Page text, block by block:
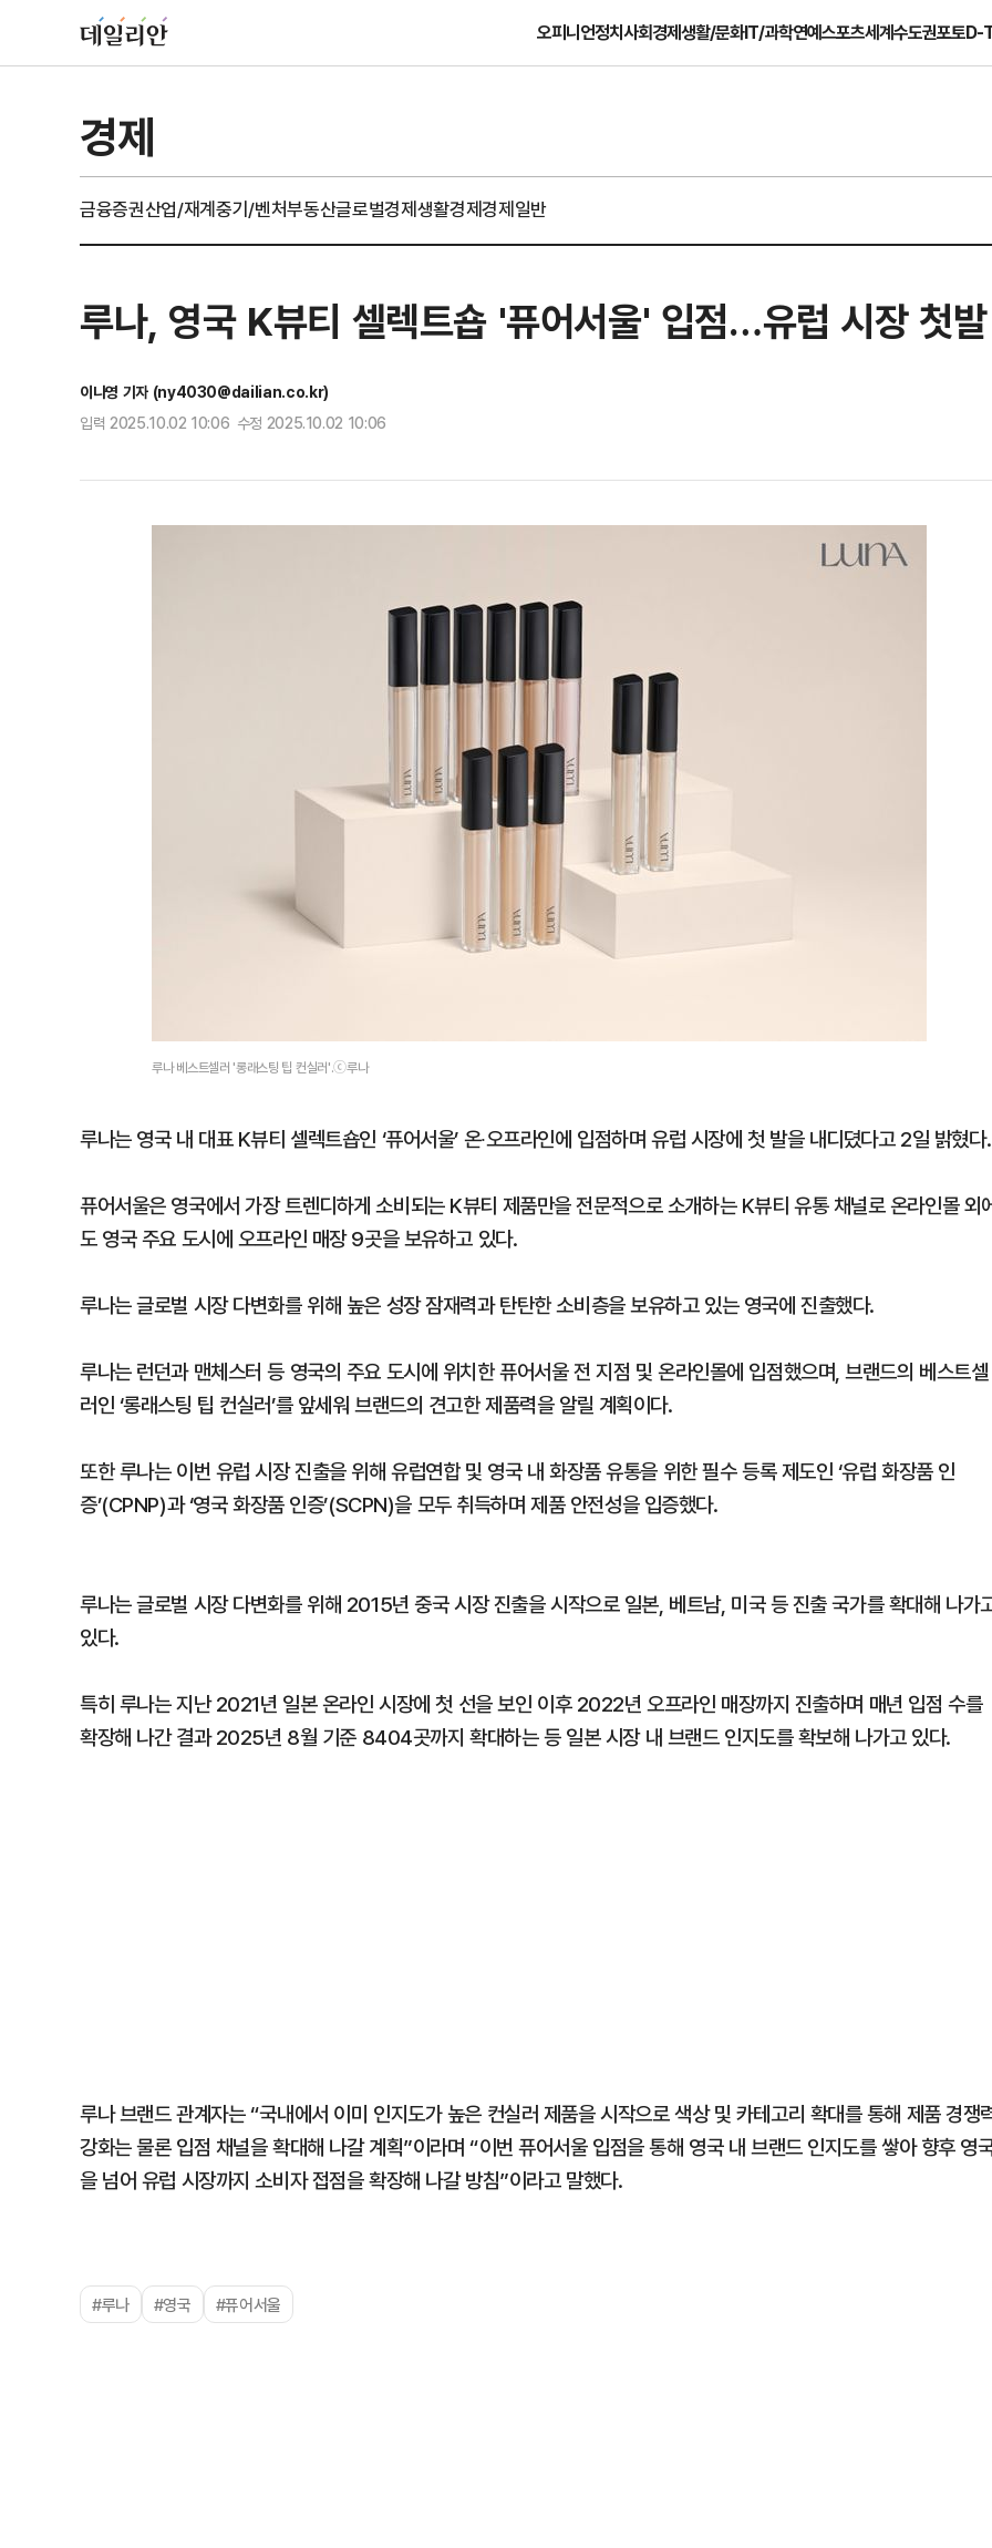
오피니언정치사회경제생활/문화IT/과학연예스포츠세계수도권포토D-
경제
금융증권산업/재계중기/벤처부동산글로벌경제생활경제경제일반
루나, 영국 K뷰티 셀렉트숍 '퓨어서울' 입점…유럽 시장 첫발
이나영 기자 (ny4030@dailian.co.kr)
입력 2025.10.02 10:06 수정 2025.10.02 10:06
루나 베스트셀러 '롱래스팅 팁 컨실러'.ⓒ루나
루나는 영국 내 대표 K뷰티 셀렉트숍인 ‘퓨어서울’ 온∙오프라인에 입점하며 유럽 시장에 첫 발을 내디뎠다고 2일 밝혔다.
퓨어서울은 영국에서 가장 트렌디하게 소비되는 K뷰티 제품만을 전문적으로 소개하는 K뷰티 유통 채널로 온라인몰 외
도 영국 주요 도시에 오프라인 매장 9곳을 보유하고 있다.
루나는 글로벌 시장 다변화를 위해 높은 성장 잠재력과 탄탄한 소비층을 보유하고 있는 영국에 진출했다.
루나는 런던과 맨체스터 등 영국의 주요 도시에 위치한 퓨어서울 전 지점 및 온라인몰에 입점했으며, 브랜드의 베스트셀
러인 ‘롱래스팅 팁 컨실러’를 앞세워 브랜드의 견고한 제품력을 알릴 계획이다.
또한 루나는 이번 유럽 시장 진출을 위해 유럽연합 및 영국 내 화장품 유통을 위한 필수 등록 제도인 ‘유럽 화장품 인
증’(CPNP)과 ‘영국 화장품 인증’(SCPN)을 모두 취득하며 제품 안전성을 입증했다.
루나는 글로벌 시장 다변화를 위해 2015년 중국 시장 진출을 시작으로 일본, 베트남, 미국 등 진출 국가를 확대해 나가
있다.
특히 루나는 지난 2021년 일본 온라인 시장에 첫 선을 보인 이후 2022년 오프라인 매장까지 진출하며 매년 입점 수를
확장해 나간 결과 2025년 8월 기준 8404곳까지 확대하는 등 일본 시장 내 브랜드 인지도를 확보해 나가고 있다.
루나 브랜드 관계자는 “국내에서 이미 인지도가 높은 컨실러 제품을 시작으로 색상 및 카테고리 확대를 통해 제품 경쟁
강화는 물론 입점 채널을 확대해 나갈 계획”이라며 “이번 퓨어서울 입점을 통해 영국 내 브랜드 인지도를 쌓아 향후 영
을 넘어 유럽 시장까지 소비자 접점을 확장해 나갈 방침”이라고 말했다.
#루나 #영국 #퓨어서울